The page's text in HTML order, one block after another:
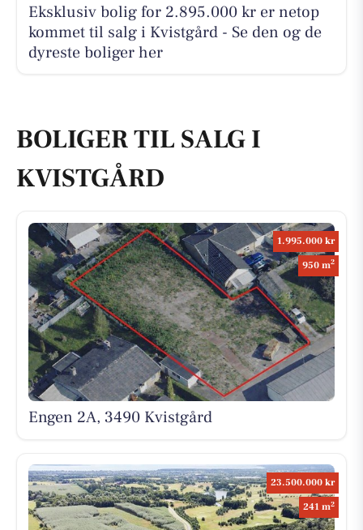
Eksklusiv bolig for 2.895.000 kr er netop
kommet til salg i Kvistgård - Se den og de
dyreste boliger her
BOLIGER TIL SALG I
KVISTGÅRD
1.995.000 kr
950 m2
Engen 2A, 3490 Kvistgård
23.500.000 kr
241 m2